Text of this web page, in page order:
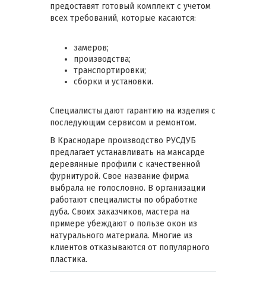
предоставят готовый комплект с учетом
всех требований, которые касаются:
замеров;
производства;
транспортировки;
сборки и установки.
Специалисты дают гарантию на изделия с
последующим сервисом и ремонтом.
В Краснодаре производство РУСДУБ
предлагает устанавливать на мансарде
деревянные профили с качественной
фурнитурой. Свое название фирма
выбрала не голословно. В организации
работают специалисты по обработке
дуба. Своих заказчиков, мастера на
примере убеждают о пользе окон из
натурального материала. Многие из
клиентов отказываются от популярного
пластика.